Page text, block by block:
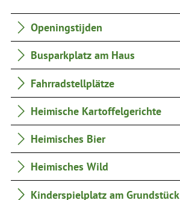
Openingstijden
Busparkplatz am Haus
Fahrradstellplätze
Heimische Kartoffelgerichte
Heimisches Bier
Heimisches Wild
Kinderspielplatz am Grundstück